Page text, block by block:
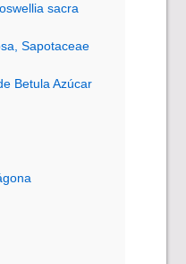
sacra
Sapotaceae
Betula Azúcar